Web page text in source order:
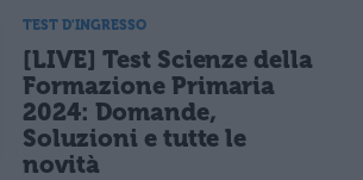
TEST D'INGRESSO
[LIVE] Test Scienze della
Formazione Primaria
2024: Domande,
Soluzioni e tutte le
novità